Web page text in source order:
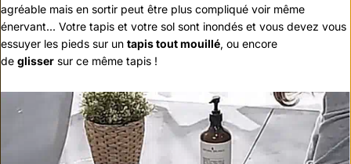
agréable mais en sortir peut être plus compliqué voir même
énervant... Votre tapis et votre sol sont inondés et vous devez vous
essuyer les pieds sur un tapis tout mouillé, ou encore
de glisser sur ce même tapis !